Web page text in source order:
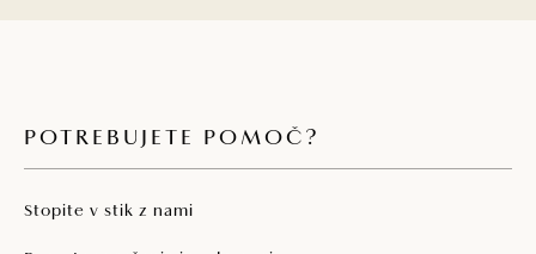
POTREBUJETE POMOČ?
Stopite v stik z nami